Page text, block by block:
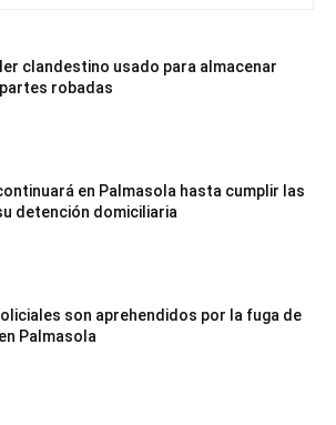
clandestino usado para almacenar
robadas
en Palmasola hasta cumplir las
detención domiciliaria
son aprehendidos por la fuga de
Palmasola